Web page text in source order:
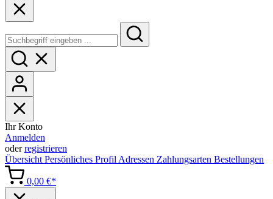
Ihr Konto
Anmelden
oderregistrieren
Übersicht Persönliches Profil Adressen Zahlungsarten Bestellungen
0,00 €*